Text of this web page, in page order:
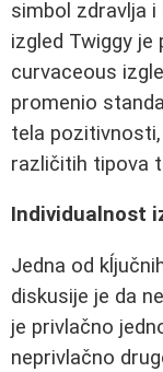
simbol zdravlja i
izgled Twiggy je
curvaceous
promenio
tela
različitih tipova
Individualnost
Jedna od
diskusije je da
je privlačno
neprivlačno